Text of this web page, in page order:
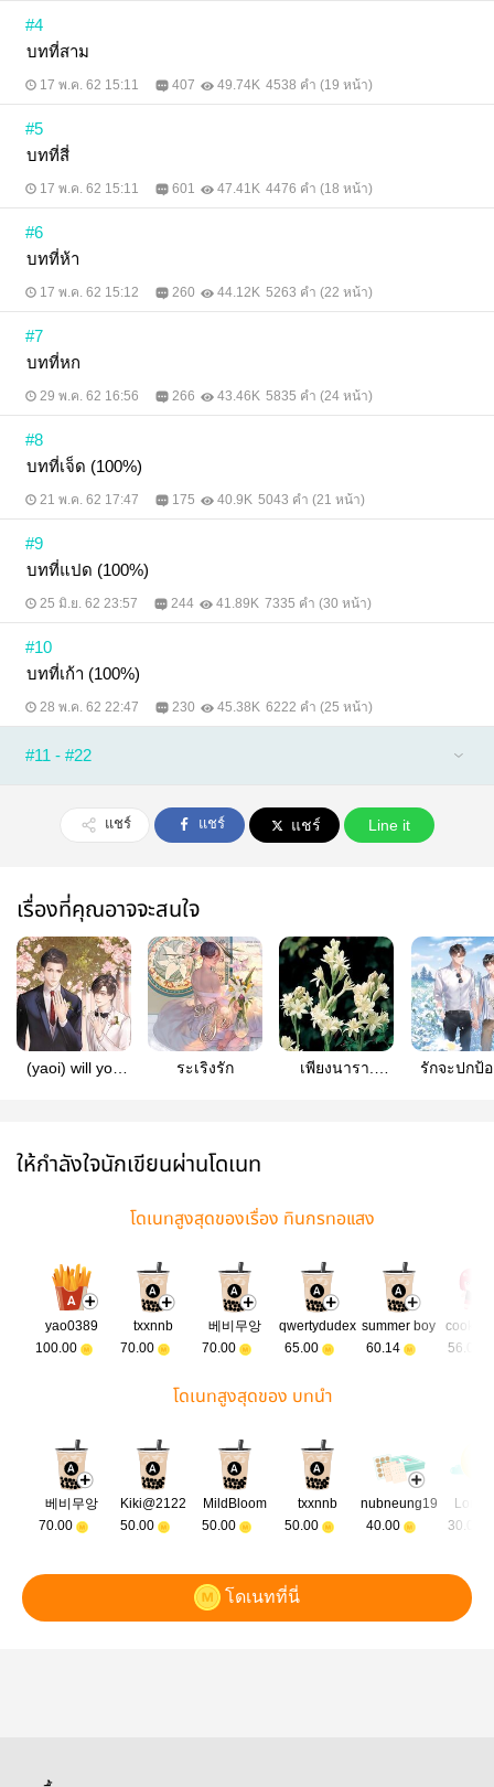
#4
บทที่สาม
17 พ.ค. 62 15:11 407 49.74K 4538 คำ (19 หน้า)
#5
บทที่สี่
17 พ.ค. 62 15:11 601 47.41K 4476 คำ (18 หน้า)
#6
บทที่ห้า
17 พ.ค. 62 15:12 260 44.12K 5263 คำ (22 หน้า)
#7
บทที่หก
29 พ.ค. 62 16:56 266 43.46K 5835 คำ (24 หน้า)
#8
บทที่เจ็ด (100%)
21 พ.ค. 62 17:47 175 40.9K 5043 คำ (21 หน้า)
#9
บทที่แปด (100%)
25 มิ.ย. 62 23:57 244 41.89K 7335 คำ (30 หน้า)
#10
บทที่เก้า (100%)
28 พ.ค. 62 22:47 230 45.38K 6222 คำ (25 หน้า)
#11 - #22
แชร์ แชร์ แชร์ Line it
เรื่องที่คุณอาจจะสนใจ
(yaoi) will you
Hermit
ระเริงรัก
เพียงนารา.
รักจะปกป้
ให้กำลังใจนักเขียนผ่านโดเนท
โดเนทสูงสุดของเรื่อง ทินกรทอแสง
yao0389
100.00
txxnnb
70.00
베비무앙
70.00
qwertydudex
65.00
summer boy
60.14
56.00
โดเนทสูงสุดของ บทนำ
베비무앙
70.00
Kiki@2122
50.00
MildBloom
50.00
txxnnb
50.00
nubneung19
40.00
30.00
โดเนทที่นี่